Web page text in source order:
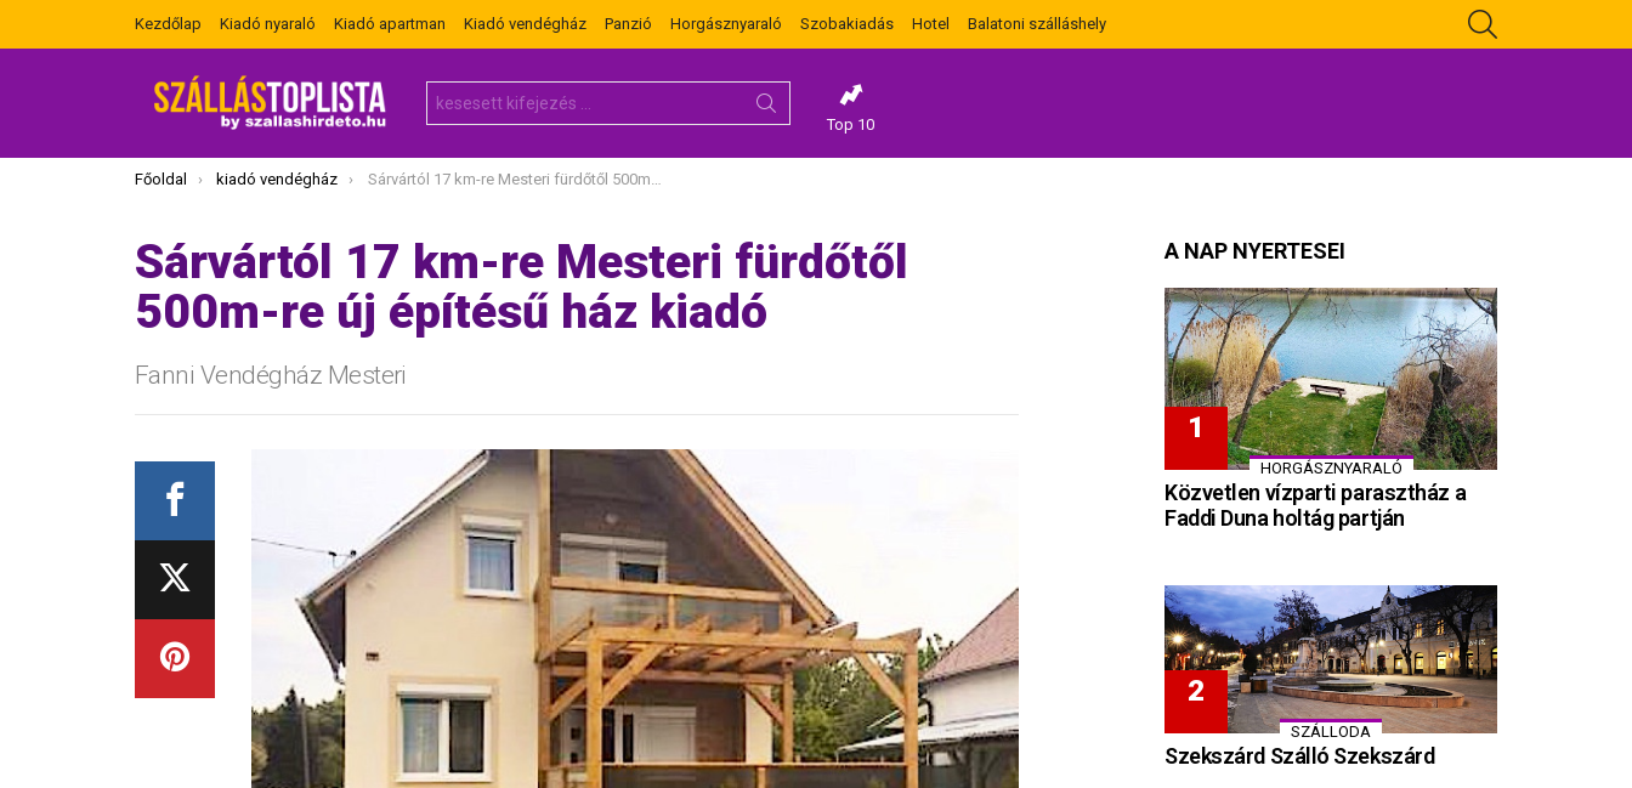
Kezdőlap Kiadó nyaraló Kiadó apartman Kiadó vendégház Panzió Horgásznyaraló Szobakiadás Hotel Balatoni szálláshely
for:
Top 10
Itt vagy most:
Főoldal kiadó vendégház Sárvártól 17 km-re Mesteri fürdőtől 500m-re új építésű ház kiadó
Sárvártól 17 km-re Mesteri fürdőtől
500m-re új építésű ház kiadó
Fanni Vendégház Mesteri
A NAP NYERTESEI
HORGÁSZNYARALÓ
Közvetlen vízparti parasztház a
Faddi Duna holtág partján
SZÁLLODA
Szekszárd Szálló Szekszárd